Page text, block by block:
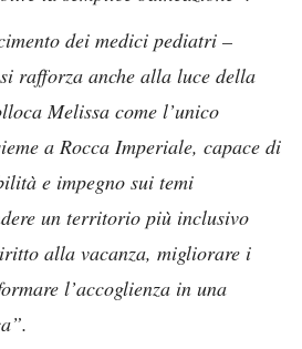
dei medici pediatri –
rafforza anche alla luce della
Melissa come l’unico
a Rocca Imperiale, capace di
e impegno sui temi
un territorio più inclusivo
alla vacanza, migliorare i
l’accoglienza in una